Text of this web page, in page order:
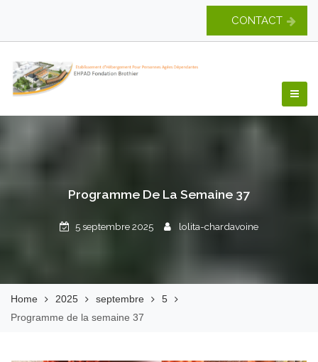
content
CONTACT
Programme De La Semaine 37
5 septembre 2025 lolita-chardavoine
Home 2025 septembre
5
Programme de la semaine 37